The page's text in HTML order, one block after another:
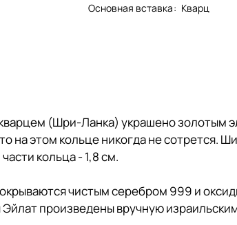
Основная вставка: Кварц
(Шри-Ланка) украшено золотым
на этом кольце никогда не сотрется.
кольца - 1,8 см.
чистым серебром 999 и
произведены вручную